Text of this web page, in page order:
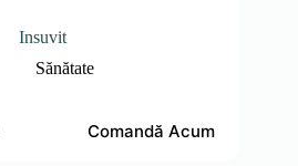
Insuvit
Sănătate
Comandă Acum